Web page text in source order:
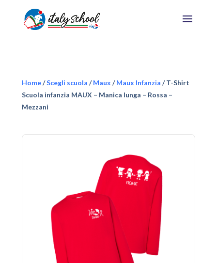
Home/Scegli scuola /Maux /Maux Infanzia / T-Shirt
Scuola infanzia MAUX – Manica lunga – Rossa –
Mezzani